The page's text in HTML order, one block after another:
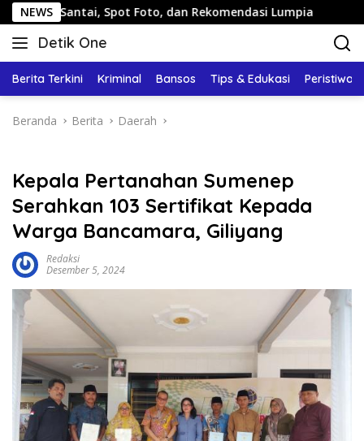
Langsung
ke
konten
NEWS
Spot Foto, dan Rekomendasi Lumpia Panduan
Detik One
Tajam
Fakta
Berita Terkini Kriminal Bansos Tips & Edukasi Peristiwa
Beranda Berita Daerah
Kepala Pertanahan Sumenep
Serahkan 103 Sertifikat Kepada
Warga Bancamara, Giliyang
Redaksi
Desember 5, 2024